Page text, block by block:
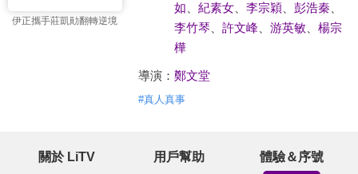
伊正攜手莊凱勛翻轉逆境
如
紀素女、 李宗穎 彭浩秦
李竹琴
許文峰、 游英敏、 楊宗
樺
導演： 鄭文堂
#真人真事
關於 LiTV 用戶幫助 體驗＆序號